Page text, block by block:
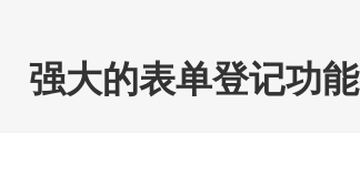
强大的表单登记功能